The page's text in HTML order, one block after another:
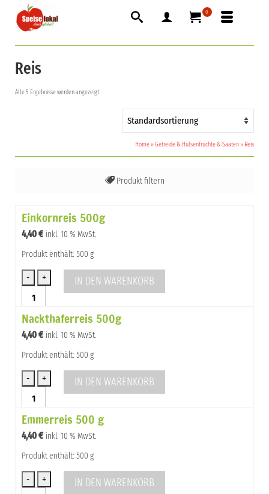
0
Reis
Alle 5 Ergebnisse werden angezeigt
Home »Getreide & Hülsenfrüchte & Saaten » Reis
Produkt filtern
Vollkornreis
Gerste
Einkornreis 500g
4,40€ inkl. 10 % MwSt.
Produkt enthält: 500 g
Einkornreis
500g
Menge
IN DEN WARENKORB
Nackthaferreis 500g
4,40€ inkl. 10 % MwSt.
Produkt enthält: 500 g
Nackthaferreis
500g
Menge
IN DEN WARENKORB
Emmerreis 500 g
4,40€ inkl. 10 % MwSt.
Produkt enthält: 500 g
IN DEN WARENKORB